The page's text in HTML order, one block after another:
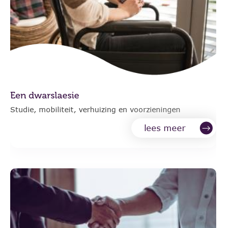
Een dwarslaesie
Studie, mobiliteit, verhuizing en voorzieningen
lees meer